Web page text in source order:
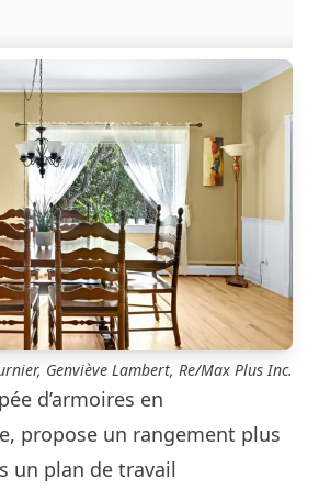
Genviève Lambert, Re/Max Plus Inc.
d’armoires en
propose un rangement plus
un plan de travail